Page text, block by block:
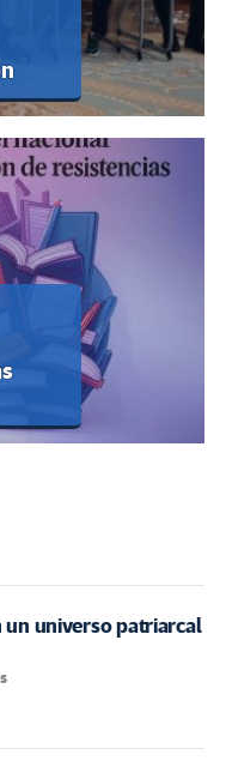
un universo patriarcal